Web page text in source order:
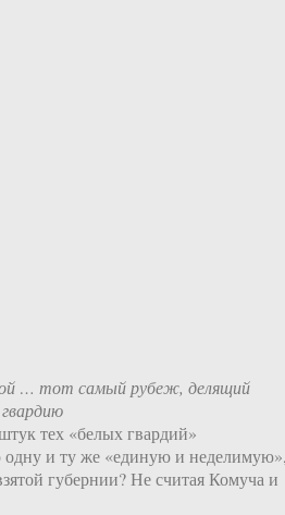
… тот самый рубеж, делящий
тех «белых гвардий»
одну и ту же «единую и
губернии? Не считая Комуча и